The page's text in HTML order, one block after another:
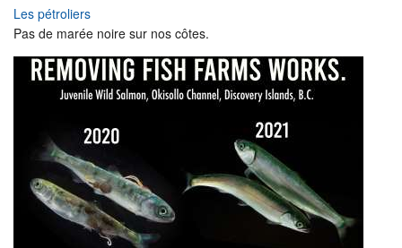
Les pétroliers
Pas de marée noire sur nos côtes.